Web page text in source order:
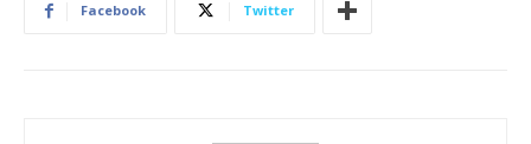
Facebook Twitter